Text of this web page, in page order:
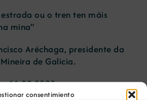
consentimiento
ou o tren ten máis
mina”
Aréchaga, presidente da
de Galicia.
11.02.2008